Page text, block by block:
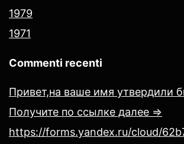
1979
1971
Commenti recenti
Привет,на ваше имя утвердили
Получите по ссылке далее =>
https://forms.yandex.ru/cloud/